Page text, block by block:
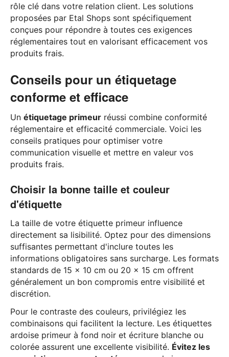
rôle clé dans votre relation client. Les solutions
proposées par Etal Shops sont spécifiquement
conçues pour répondre à toutes ces exigences
réglementaires tout en valorisant efficacement vos
produits frais.
Conseils pour un étiquetage
conforme et efficace
Un étiquetage primeur réussi combine conformité
réglementaire et efficacité commerciale. Voici les
conseils pratiques pour optimiser votre
communication visuelle et mettre en valeur vos
produits frais.
Choisir la bonne taille et couleur
d'étiquette
La taille de votre étiquette primeur influence
directement sa lisibilité. Optez pour des dimensions
suffisantes permettant d'inclure toutes les
informations obligatoires sans surcharge. Les formats
standards de 15 x 10 cm ou 20 x 15 cm offrent
généralement un bon compromis entre visibilité et
discrétion.
Pour le contraste des couleurs, privilégiez les
combinaisons qui facilitent la lecture. Les étiquettes
ardoise primeur à fond noir et écriture blanche ou
colorée assurent une excellente visibilité. Évitez les